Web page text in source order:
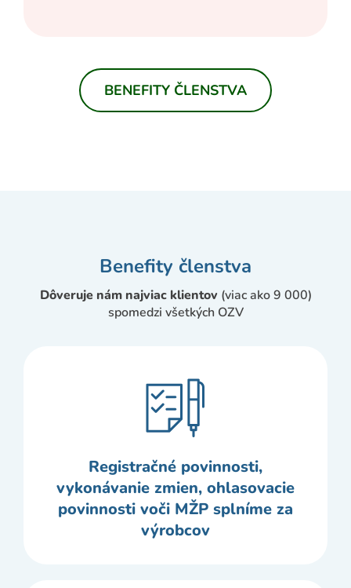
BENEFITY ČLENSTVA
Benefity členstva
Dôveruje nám najviac klientov (viac ako 9 000)
spomedzi všetkých OZV
Registračné povinnosti,
vykonávanie zmien, ohlasovacie
povinnosti voči MŽP splníme za
výrobcov